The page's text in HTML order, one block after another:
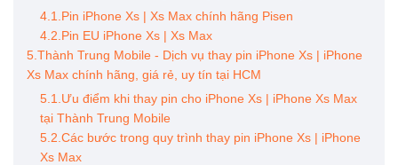
4.1.Pin iPhone Xs | Xs Max chính hãng Pisen
4.2.Pin EU iPhone Xs | Xs Max
5.Thành Trung Mobile - Dịch vụ thay pin iPhone Xs | iPhone
Xs Max chính hãng, giá rẻ, uy tín tại HCM
5.1.Ưu điểm khi thay pin cho iPhone Xs | iPhone Xs Max
tại Thành Trung Mobile
5.2.Các bước trong quy trình thay pin iPhone Xs | iPhone
Xs Max